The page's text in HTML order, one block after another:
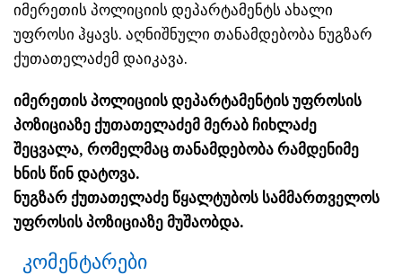
იმერეთის პოლიციის დეპარტამენტს ახალი
უფროსი ჰყავს. აღნიშნული თანამდებობა ნუგზარ
ქუთათელაძემ დაიკავა.
იმერეთის პოლიციის დეპარტამენტის უფროსის
პოზიციაზე ქუთათელაძემ მერაბ ჩიხლაძე
შეცვალა, რომელმაც თანამდებობა რამდენიმე
ხნის წინ დატოვა.
ნუგზარ ქუთათელაძე წყალტუბოს სამმართველოს
უფროსის პოზიციაზე მუშაობდა.
კომენტარები